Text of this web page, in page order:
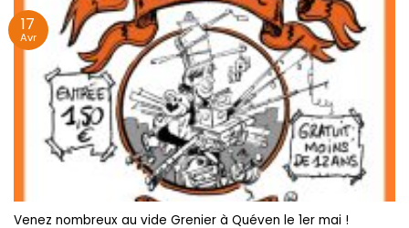
Venez nombreux au vide Grenier à Quéven le 1er mai !
17
Avr